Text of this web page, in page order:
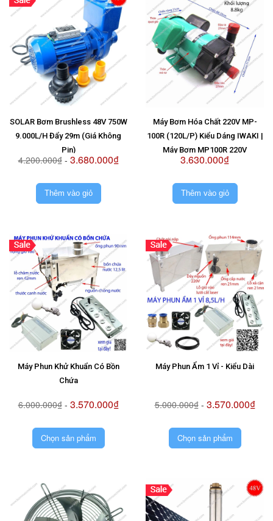
SOLAR Bơm Brushless 48V 750W
9.000L/H Đẩy 29m (Giá Không
Pin)
4.200.000₫- 3.680.000₫
Thêm vào giỏ
Máy Bơm Hóa Chất 220V MP-
100R (120L/P) Kiểu Dáng IWAKI |
Máy Bơm MP100R 220V
3.630.000₫
Thêm vào giỏ
Máy Phun Khử Khuẩn Có Bồn
Chứa
6.000.000₫- 3.570.000₫
Chọn sản phẩm
Máy Phun Ẩm 1 Vỉ - Kiểu Dài
5.000.000₫- 3.570.000₫
Chọn sản phẩm